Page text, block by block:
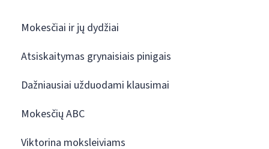
Mokesčiai ir jų dydžiai
Atsiskaitymas grynaisiais pinigais
Dažniausiai užduodami klausimai
Mokesčių ABC
Viktorina moksleiviams